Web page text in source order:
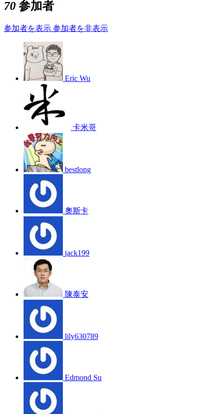
70 参加者
参加者を表示 参加者を非表示
Eric Wu
卡米哥
bestlong
奧斯卡
jack199
陳泰安
lily630789
Edmond Su